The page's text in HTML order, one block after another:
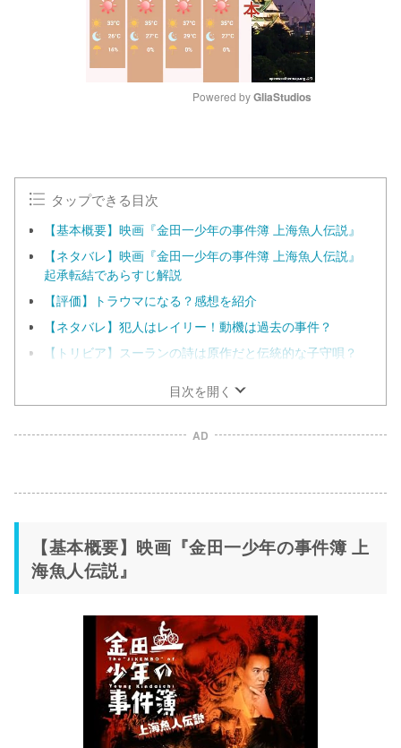
Powered by GliaStudios
タップできる目次
【基本概要】映画『金田一少年の事件簿 上海魚人伝説』
【ネタバレ】映画『金田一少年の事件簿 上海魚人伝説』
起承転結であらすじ解説
【評価】トラウマになる？感想を紹介
【ネタバレ】犯人はレイリー！動機は過去の事件？
【トリビア】スーランの詩は原作だと伝統的な子守唄？
目次を開く
AD
【基本概要】映画『金田一少年の事件簿 上
海魚人伝説』